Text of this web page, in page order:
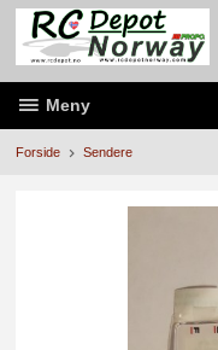
Gå
innholdet
Meny
Forside Sendere